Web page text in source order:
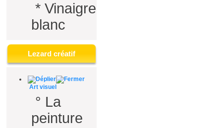
* Vinaigre
blanc
Lezard créatif
Art visuel
° La
peinture